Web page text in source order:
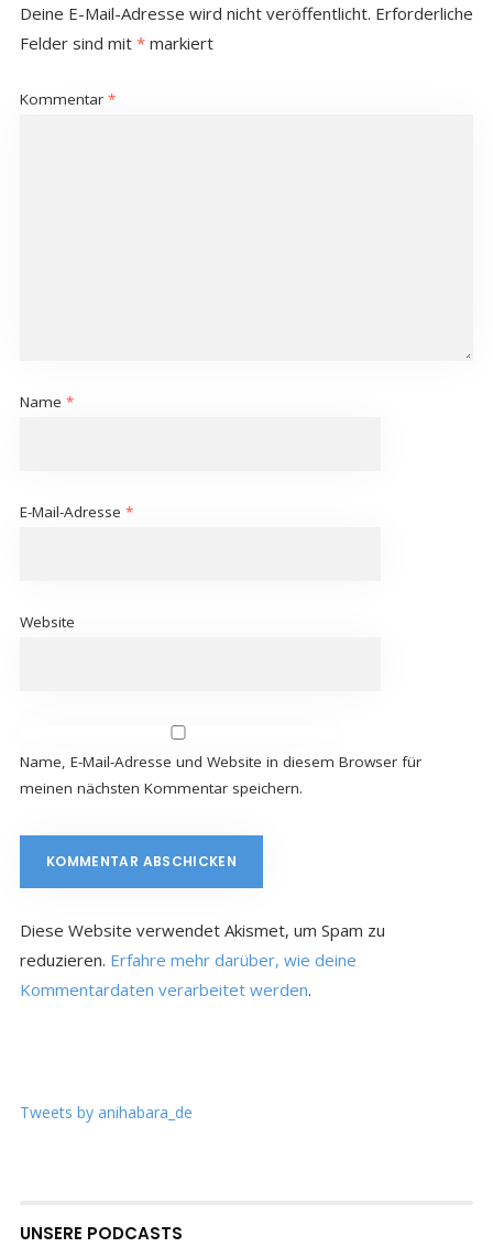
Deine E-Mail-Adresse wird nicht veröffentlicht. Erforderliche
Felder sind mit *markiert
Kommentar *
Name *
E-Mail-Adresse *
Website
Name, E-Mail-Adresse und Website in diesem Browser für
meinen nächsten Kommentar speichern.
Diese Website verwendet Akismet, um Spam zu
reduzieren. Erfahre mehr darüber, wie deine
Kommentardaten verarbeitet werden.
Tweets by anihabara_de
UNSERE PODCASTS